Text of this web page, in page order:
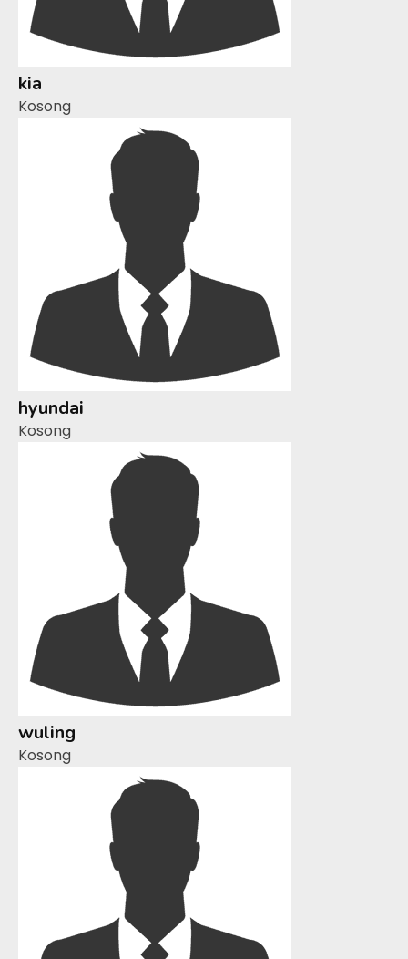
kia
Kosong
hyundai
Kosong
wuling
Kosong